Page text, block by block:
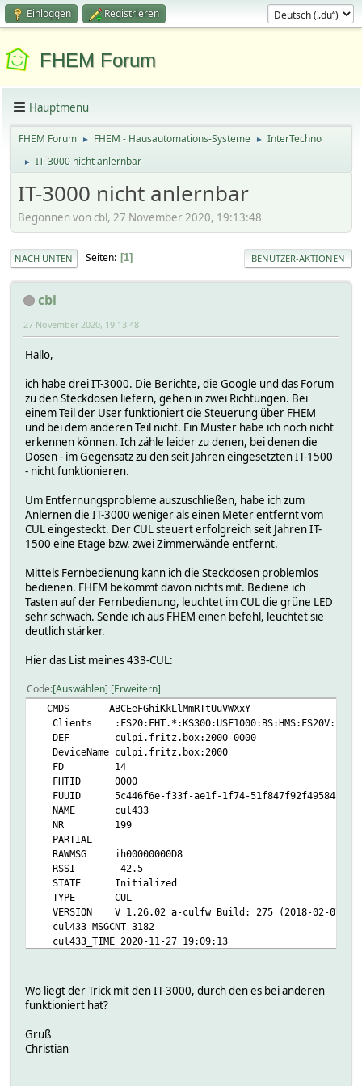
Einloggen Registrieren
FHEM Forum
Hauptmenü
FHEM Forum ► FHEM - Hausautomations-Systeme ► InterTechno
► IT-3000 nicht anlernbar
IT-3000 nicht anlernbar
Begonnen von cbl, 27 November 2020, 19:13:48
NACH UNTEN Seiten 1 BENUTZER-AKTIONEN
cbl
27 November 2020, 19:13:48
Hallo,
ich habe drei IT-3000. Die Berichte, die Google und das Forum
zu den Steckdosen liefern, gehen in zwei Richtungen. Bei
einem Teil der User funktioniert die Steuerung über FHEM
und bei dem anderen Teil nicht. Ein Muster habe ich noch nicht
erkennen können. Ich zähle leider zu denen, bei denen die
Dosen - im Gegensatz zu den seit Jahren eingesetzten IT-1500
- nicht funktionieren.
Um Entfernungsprobleme auszuschließen, habe ich zum
Anlernen die IT-3000 weniger als einen Meter entfernt vom
CUL eingesteckt. Der CUL steuert erfolgreich seit Jahren IT-
1500 eine Etage bzw. zwei Zimmerwände entfernt.
Mittels Fernbedienung kann ich die Steckdosen problemlos
bedienen. FHEM bekommt davon nichts mit. Bediene ich
Tasten auf der Fernbedienung, leuchtet im CUL die grüne LED
sehr schwach. Sende ich aus FHEM einen befehl, leuchtet sie
deutlich stärker.
Hier das List meines 433-CUL:
Code Auswählen Erweitern
CMDS ABCEeFGhiKkLlMmRTtUuVWXxY
Clients :FS20:FHT.*:KS300:USF1000:BS:HMS:FS20V:
DEF culpi.fritz.box:2000 0000
DeviceName culpi.fritz.box:2000
FD 14
FHTID 0000
FUUID 5c446f6e-f33f-ae1f-1f74-51f847f92f495848
NAME cul433
NR 199
PARTIAL
RAWMSG ih00000000D8
RSSI -42.5
STATE Initialized
TYPE CUL
VERSION V 1.26.02 a-culfw Build: 275 (2018-02-07_20-
cul433_MSGCNT 3182
cul433_TIME 2020-11-27 19:09:13
DBLOG:
credit10ms:
TIME 1606497063.70086
VALUE 900
Wo liegt der Trick mit den IT-3000, durch den es bei anderen
funktioniert hat?
Gruß
Christian